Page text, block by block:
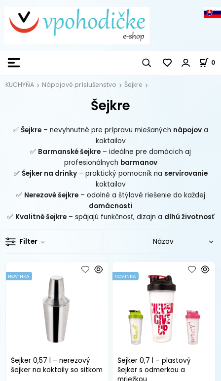
0
KUCHYŇA Nápojové príslušenstvo Šejkre
Šejkre
✅ Šejkre – nevyhnutné pre prípravu miešaných nápojov a
koktailov
✅ Barmanské šejkre – ideálne pre domácich aj
profesionálnych barmanov
✅ Šejker na drinky– praktický pomocník na servírovanie
koktailov
✅ Nerezové šejkre– odolné a štýlové riešenie do každej
domácnosti
✅ Kvalitné šejkre– spájajú funkčnosť, dizajn a dlhú životnosť
Filter
Šejker 0,57 l – nerezový
šejker na koktaily so sitkom
NOVINKA
Šejker 0,7 l – plastový
šejker s odmerkou a
NOVINKA